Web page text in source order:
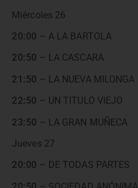
Miércoles 26
20:00 – A LA BARTOLA
20:50 – LA CASCARA
21:50 – LA NUEVA MILONGA
22:50 – UN TITULO VIEJO
23:50 – LA GRAN MUÑECA
Jueves 27
20:00 – DE TODAS PARTES